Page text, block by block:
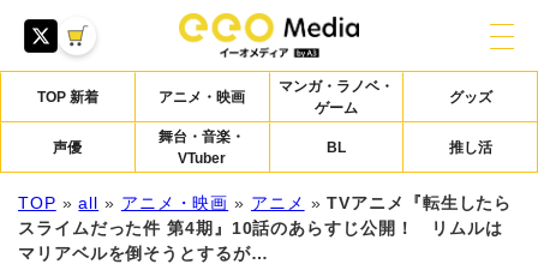
TOP 新着 アニメ・映画
マンガ・ラノベ・
ゲーム
グッズ
声優
舞台・音楽・
VTuber
BL 推し活
TOP »all » アニメ・映画 » アニメ »TVアニメ『転生したら
スライムだった件 第4期』10話のあらすじ公開！ リムルは
マリアベルを倒そうとするが…